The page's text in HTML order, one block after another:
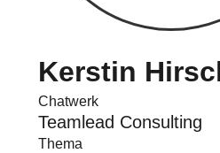
Kerstin
Chatwerk
Teamlead Consulting
Thema